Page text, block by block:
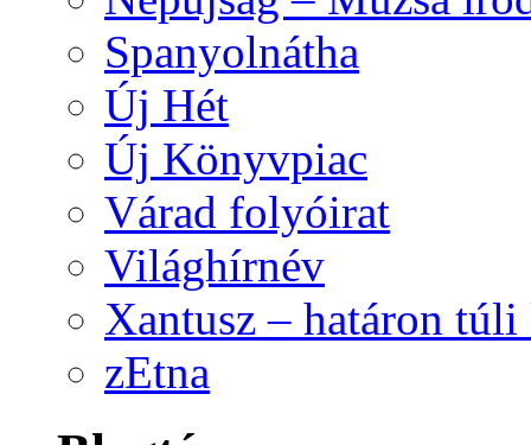
Spanyolnátha
Új Hét
Új Könyvpiac
Várad folyóirat
Világhírnév
Xantusz – határon
zEtna